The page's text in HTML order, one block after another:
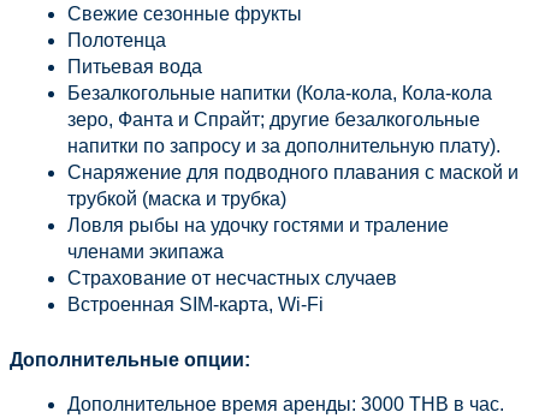
Свежие сезонные фрукты
Полотенца
Питьевая вода
Безалкогольные напитки (Кола-кола, Кола-кола
зеро, Фанта и Спрайт; другие безалкогольные
напитки по запросу и за дополнительную плату).
Снаряжение для подводного плавания с маской и
трубкой (маска и трубка)
Ловля рыбы на удочку гостями и траление
членами экипажа
Страхование от несчастных случаев
Встроенная SIM-карта, Wi-Fi
Дополнительные опции:
Дополнительное время аренды: 3000 THB в час.